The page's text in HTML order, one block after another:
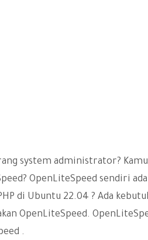
system administrator?
OpenLiteSpeed sendiri
di Ubuntu 22.04 ? Ada
OpenLiteSpeed.
.